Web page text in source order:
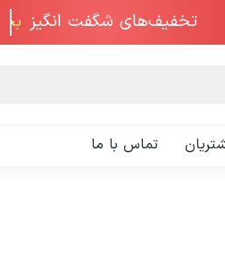
تخفیف‌های شگفت انگیز
تماس با ما